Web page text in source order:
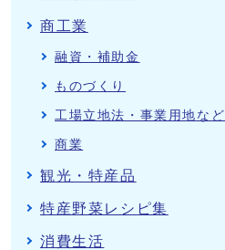
商工業
融資・補助金
ものづくり
工場立地法・事業用地など
商業
観光・特産品
特産野菜レシピ集
消費生活